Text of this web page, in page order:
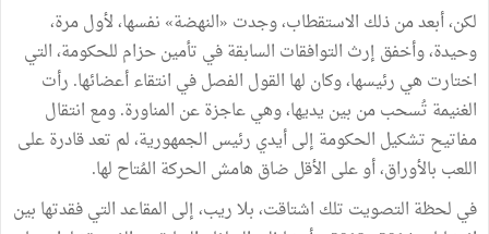
لكن، أبعد من ذلك الاستقطاب، وجدت «النهضة» نفسها، لأول مرة،
وحيدة، وأخفق إرث التوافقات السابقة في تأمين حزام للحكومة، التي
اختارت هي رئيسها، وكان لها القول الفصل في انتقاء أعضائها. رأت
الغنيمة تُسحب من بين يديها، وهي عاجزة عن المناورة. ومع انتقال
مفاتيح تشكيل الحكومة إلى أيدي رئيس الجمهورية، لم تعد قادرة على
اللعب بالأوراق، أو على الأقل ضاق هامش الحركة المُتاح لها.
في لحظة التصويت تلك اشتاقت، بلا ريب، إلى المقاعد التي فقدتها بين